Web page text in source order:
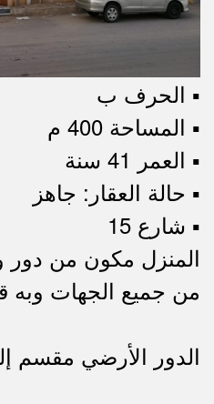
▪︎ الحرف ب
▪︎ المساحة 400 م
▪︎ العمر 41 سنة
▪︎ حالة العقار: جاهز
▪︎ شارع 15
المنزل مكون من
من جميع الجهات وبه
الدور الأرضي مقسم